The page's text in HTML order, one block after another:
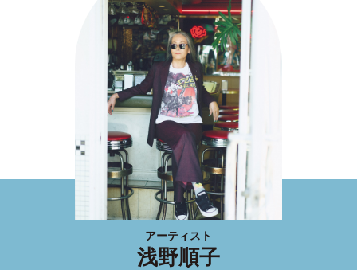
アーティスト
浅野順子